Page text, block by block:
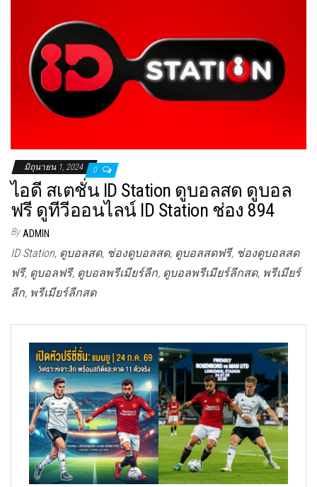
มิถุนายน 1, 2024 0
ไอดี สเตชั่น ID Station ดูบอลสด ดูบอล
ฟรี ดูทีวีออนไลน์ ID Station ช่อง 894
By ADMIN
ID Station, ดูบอลสด, ช่องดูบอลสด, ดูบอลสดฟรี, ช่องดูบอลสด
ฟรี, ดูบอลฟรี, ดูบอลพรีเมียร์ลีก, ดูบอลพรีเมียร์ลีกสด, พรีเมียร์
ลีก, พรีเมียร์ลีกสด